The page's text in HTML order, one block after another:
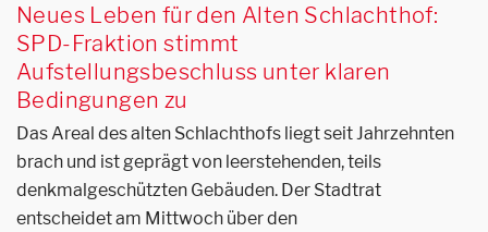
Neues Leben für den Alten Schlachthof:
SPD-Fraktion stimmt
Aufstellungsbeschluss unter klaren
Bedingungen zu
Das Areal des alten Schlachthofs liegt seit Jahrzehnten
brach und ist geprägt von leerstehenden, teils
denkmalgeschützten Gebäuden. Der Stadtrat
entscheidet am Mittwoch über den